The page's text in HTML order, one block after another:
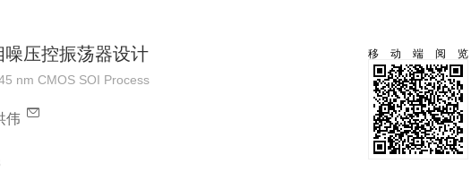
压控振荡器设计
nm CMOS SOI Process
伟
移动端阅览